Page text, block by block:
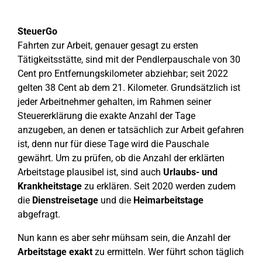
SteuerGo
Fahrten zur Arbeit, genauer gesagt zu ersten
Tätigkeitsstätte, sind mit der Pendlerpauschale von 30
Cent pro Entfernungskilometer abziehbar; seit 2022
gelten 38 Cent ab dem 21. Kilometer. Grundsätzlich ist
jeder Arbeitnehmer gehalten, im Rahmen seiner
Steuererklärung die exakte Anzahl der Tage
anzugeben, an denen er tatsächlich zur Arbeit gefahren
ist, denn nur für diese Tage wird die Pauschale
gewährt. Um zu prüfen, ob die Anzahl der erklärten
Arbeitstage plausibel ist, sind auch Urlaubs- und
Krankheitstage zu erklären. Seit 2020 werden zudem
die Dienstreisetage und die Heimarbeitstage
abgefragt.
Nun kann es aber sehr mühsam sein, die Anzahl der
Arbeitstage exaktzu ermitteln. Wer führt schon täglich